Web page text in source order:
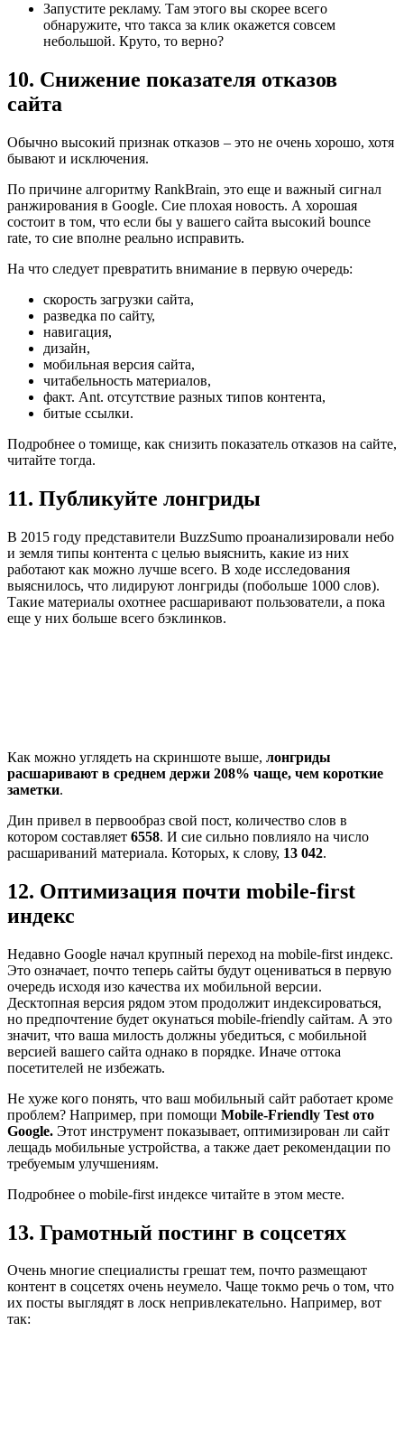
Запустите рекламу. Там этого вы скорее всего
обнаружите, что такса за клик окажется совсем
небольшой. Круто, то верно?
10. Снижение показателя отказов
сайта
Обычно высокий признак отказов – это не очень хорошо, хотя
бывают и исключения.
По причине алгоритму RankBrain, это еще и важный сигнал
ранжирования в Google. Сие плохая новость. А хорошая
состоит в том, что если бы у вашего сайта высокий bounce
rate, то сие вполне реально исправить.
На что следует превратить внимание в первую очередь:
скорость загрузки сайта,
разведка по сайту,
навигация,
дизайн,
мобильная версия сайта,
читабельность материалов,
факт. Ant. отсутствие разных типов контента,
битые ссылки.
Подробнее о томище, как снизить показатель отказов на сайте,
читайте тогда.
11. Публикуйте лонгриды
В 2015 году представители BuzzSumo проанализировали небо
и земля типы контента с целью выяснить, какие из них
работают как можно лучше всего. В ходе исследования
выяснилось, что лидируют лонгриды (побольше 1000 слов).
Такие материалы охотнее расшаривают пользователи, а пока
еще у них больше всего бэклинков.
Как можно углядеть на скриншоте выше, лонгриды
расшаривают в среднем держи 208% чаще, чем короткие
заметки.
Дин привел в первообраз свой пост, количество слов в
котором составляет 6558. И сие сильно повлияло на число
расшариваний материала. Которых, к слову, 13 042.
12. Оптимизация почти mobile-first
индекс
Недавно Google начал крупный переход на mobile-first индекс.
Это означает, почто теперь сайты будут оцениваться в первую
очередь исходя изо качества их мобильной версии.
Десктопная версия рядом этом продолжит индексироваться,
но предпочтение будет окунаться mobile-friendly сайтам. А это
значит, что ваша милость должны убедиться, с мобильной
версией вашего сайта однако в порядке. Иначе оттока
посетителей не избежать.
Не хуже кого понять, что ваш мобильный сайт работает кроме
проблем? Например, при помощи Mobile-Friendly Test ото
Google. Этот инструмент показывает, оптимизирован ли сайт
лещадь мобильные устройства, а также дает рекомендации по
требуемым улучшениям.
Подробнее о mobile-first индексе читайте в этом месте.
13. Грамотный постинг в соцсетях
Очень многие специалисты грешат тем, почто размещают
контент в соцсетях очень неумело. Чаще токмо речь о том, что
их посты выглядят в лоск непривлекательно. Например, вот
так: